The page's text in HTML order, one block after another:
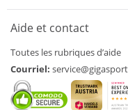
Aide et contact
Toutes les rubriques d’aide
Courriel: